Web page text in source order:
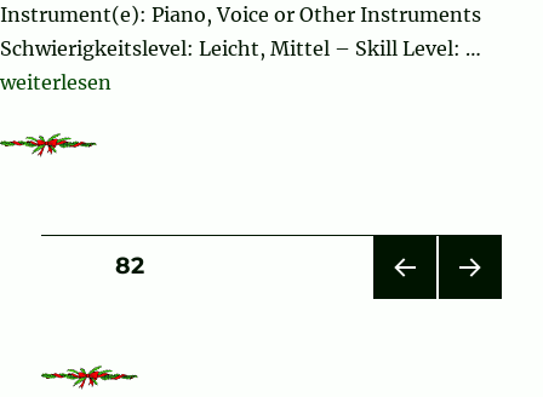
Instrument(e): Piano, Voice or Other Instruments
Schwierigkeitslevel: Leicht, Mittel – Skill Level: …
„Holiday Greetings“
weiterlesen
Seitennummerierung
Beiträge
SEITE82